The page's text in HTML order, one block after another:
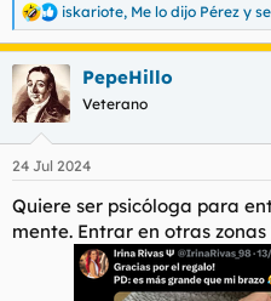
R
e
a
c
c
i
e
:
iskariote, Me lo dijo Pérez y
PepeHillo
Veterano
24 Jul 2024
Quiere ser psicóloga para
mente. Entrar en otras